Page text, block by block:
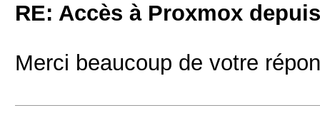
RE: Accès à Proxmox
Merci beaucoup de votre